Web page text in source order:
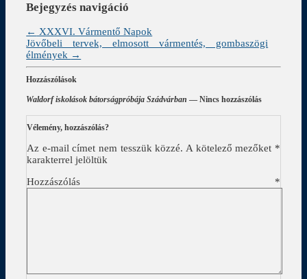
Bejegyzés navigáció
← XXXVI. Vármentő Napok
Jövőbeli tervek, elmosott vármentés, gombaszögi
élmények →
Hozzászólások
Waldorf iskolások bátorságpróbája Szádvárban — Nincs hozzászólás
Vélemény, hozzászólás?
Az e-mail címet nem tesszük közzé. A kötelező mezőket *
karakterrel jelöltük
Hozzászólás *